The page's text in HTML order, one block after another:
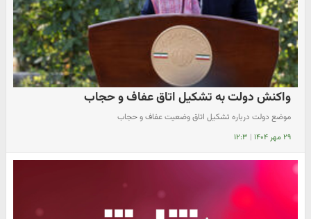
واکنش دولت به تشکیل اتاق عفاف و حجاب
موضع دولت درباره تشکیل اتاق وضعیت عفاف و حجاب
۲۹ مهر ۱۴۰۴ | ۱۲:۳